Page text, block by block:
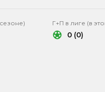
Г+П в лиге (в
0 (0)